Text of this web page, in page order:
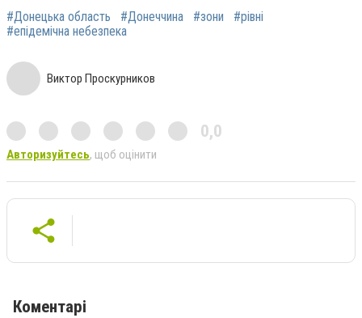
#Донецька область #Донеччина #зони
#рівні
#епідемічна небезпека
Виктор Проскурников
0,0
Авторизуйтесь, щоб оцінити
Коментарі